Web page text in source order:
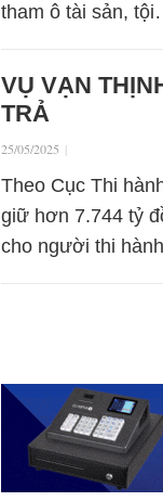
tham ô tài sản,
VỤ VẠN
TRẢ
25/05/2025 |
Theo Cục Thi
giữ hơn 7.744 tỷ
cho người thi